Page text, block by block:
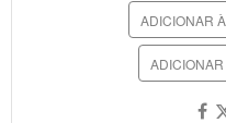
ADICIONAR